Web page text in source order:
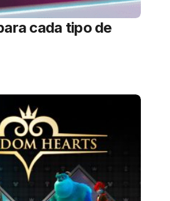
cada tipo de